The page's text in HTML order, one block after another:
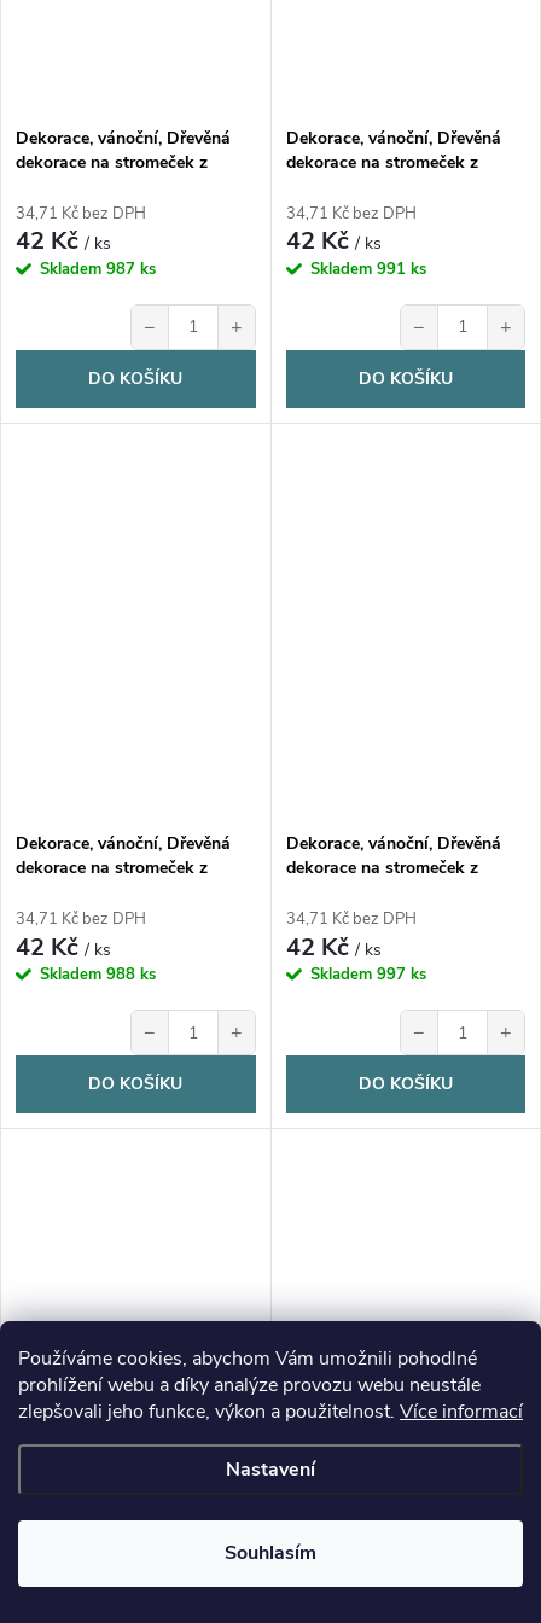
Používáme cookies, abychom Vám umožnili pohodlné
prohlížení webu a díky analýze provozu webu neustále
zlepšovali jeho funkce, výkon a použitelnost. Více informací
Nastavení
Souhlasím
Dekorace, vánoční, Dřevěná
dekorace na stromeček z
oknem, 1ks
34,71 Kč bez DPH
42 Kč/ ks
Skladem 987 ks
− +
DO KOŠÍKU
Dekorace, vánoční, Dřevěná
dekorace na stromeček z
oknem, 1ks
34,71 Kč bez DPH
42 Kč/ ks
Skladem 991 ks
− +
DO KOŠÍKU
Dekorace, vánoční, Dřevěná
dekorace na stromeček z
34,71 Kč bez DPH
42 Kč/ ks
Skladem 988 ks
− +
DO KOŠÍKU
Dekorace, vánoční, Dřevěná
dekorace na stromeček z
34,71 Kč bez DPH
42 Kč/ ks
Skladem 997 ks
− +
DO KOŠÍKU
Dekorace, vánoční, Dřevěná
Dekorace, vánoční, Dřevěná